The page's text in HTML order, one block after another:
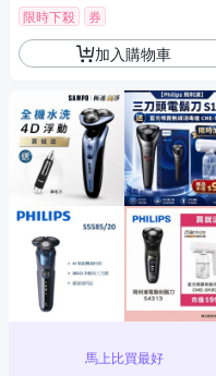
限時下殺 券
加入購物車
馬上比買最好